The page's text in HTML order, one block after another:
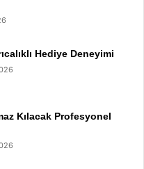
Hediye Deneyimi
Kılacak Profesyonel